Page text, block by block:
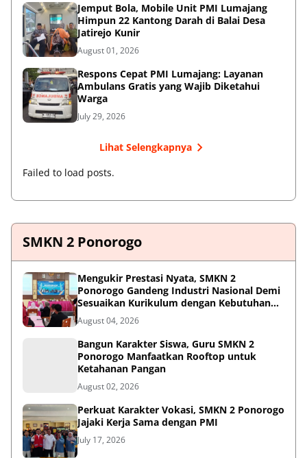
Jemput Bola, Mobile Unit PMI Lumajang
Himpun 22 Kantong Darah di Balai Desa
Jatirejo Kunir
August 01, 2026
Respons Cepat PMI Lumajang: Layanan
Ambulans Gratis yang Wajib Diketahui
Warga
July 29, 2026
Lihat Selengkapnya
Failed to load posts.
SMKN 2 Ponorogo
Mengukir Prestasi Nyata, SMKN 2
Ponorogo Gandeng Industri Nasional Demi
Sesuaikan Kurikulum dengan Kebutuhan
Dunia Kerja
August 04, 2026
Bangun Karakter Siswa, Guru SMKN 2
Ponorogo Manfaatkan Rooftop untuk
Ketahanan Pangan
August 02, 2026
Perkuat Karakter Vokasi, SMKN 2 Ponorogo
Jajaki Kerja Sama dengan PMI
July 17, 2026